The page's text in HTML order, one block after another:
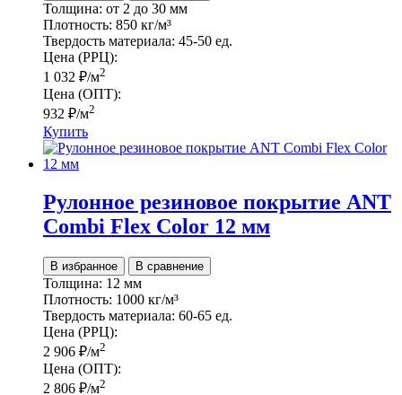
Толщина: от 2 до 30 мм
Плотность: 850 кг/м³
Твердость материала: 45-50 ед.
Цена (РРЦ):
1 032 ₽/м2
Цена (ОПТ):
932 ₽/м2
Купить
Рулонное резиновое покрытие ANT
Сombi Flex Color 12 мм
В избранное В сравнение
Толщина: 12 мм
Плотность: 1000 кг/м³
Твердость материала: 60-65 ед.
Цена (РРЦ):
2 906 ₽/м2
Цена (ОПТ):
2 806 ₽/м2